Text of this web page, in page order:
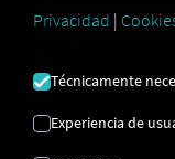
¿Ya utilizas
datos de
Privacidad |
Técnicamente
Experiencia de